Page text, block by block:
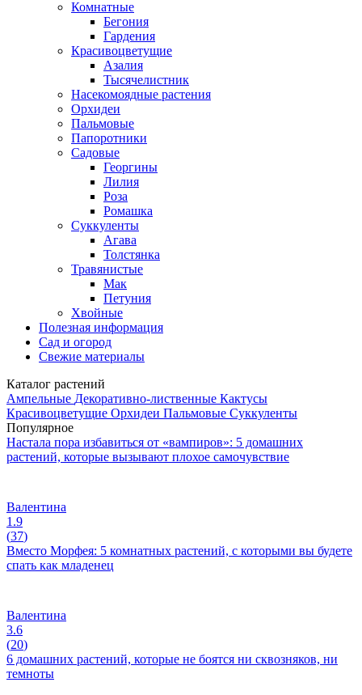
Комнатные
Бегония
Гардения
Красивоцветущие
Азалия
Тысячелистник
Насекомоядные растения
Орхидеи
Пальмовые
Папоротники
Садовые
Георгины
Лилия
Роза
Ромашка
Суккуленты
Агава
Толстянка
Травянистые
Мак
Петуния
Хвойные
Полезная информация
Сад и огород
Свежие материалы
Каталог растений
Ампельные Декоративно-лиственные Кактусы
Красивоцветущие Орхидеи Пальмовые Суккуленты
Популярное
Настала пора избавиться от «вампиров»: 5 домашних
растений, которые вызывают плохое самочувствие
Валентина
1.9
(37)
Вместо Морфея: 5 комнатных растений, с которыми вы будете
спать как младенец
Валентина
3.6
(20)
6 домашних растений, которые не боятся ни сквозняков, ни
темноты